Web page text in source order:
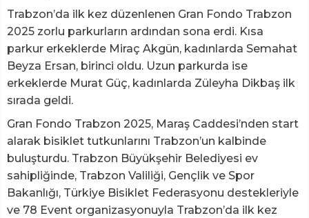
Trabzon’da ilk kez düzenlenen Gran Fondo Trabzon
2025 zorlu parkurların ardından sona erdi. Kısa
parkur erkeklerde Miraç Akgün, kadınlarda Semahat
Beyza Ersan, birinci oldu. Uzun parkurda ise
erkeklerde Murat Güç, kadınlarda Züleyha Dikbaş ilk
sırada geldi.
Gran Fondo Trabzon 2025, Maraş Caddesi’nden start
alarak bisiklet tutkunlarını Trabzon’un kalbinde
buluşturdu. Trabzon Büyükşehir Belediyesi ev
sahipliğinde, Trabzon Valiliği, Gençlik ve Spor
Bakanlığı, Türkiye Bisiklet Federasyonu destekleriyle
ve 78 Event organizasyonuyla Trabzon’da ilk kez